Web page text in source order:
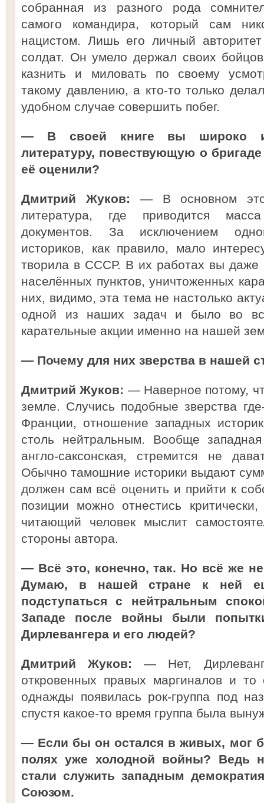
собранная из разного рода
самого командира, который сам
нацистом. Лишь его личный
солдат. Он умело держал своих
казнить и миловать по своему
такому давлению, а кто-то только
удобном случае совершить побег.
— В своей книге вы широко
литературу, повествующую о
её оценили?
Дмитрий Жуков: — В основном это
литература, где приводится
документов. За исключением
историков, как правило, мало
творила в СССР. В их работах вы даже
населённых пунктов, уничтоженных
них, видимо, эта тема не настолько
одной из наших задач и было во
карательные акции именно на нашей
— Почему для них зверства в нашей
Дмитрий Жуков: — Наверное потому,
земле. Случись подобные зверства
Франции, отношение западных
столь нейтральным. Вообще
англо-саксонская, стремится не
Обычно тамошние историки выдают
должен сам всё оценить и прийти к
позиции можно отнестись
читающий человек мыслит
стороны автора.
— Всё это, конечно, так. Но всё же
Думаю, в нашей стране к ней
подступаться с нейтральным
Западе после войны были
Дирлевангера и его людей?
Дмитрий Жуков: — Нет,
откровенных правых маргиналов и
однажды появилась рок-группа под
спустя какое-то время группа была
— Если бы он остался в живых, мог
полях уже холодной войны? Ведь
стали служить западным
Союзом.